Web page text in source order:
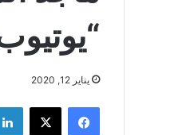
يناير 12, 2020
فيسبوك ‫X